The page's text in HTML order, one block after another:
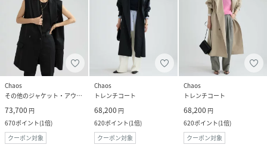
Chaos
その他のジャケット・アウター
73,700 円
670ポイント(1倍)
クーポン対象
Chaos
トレンチコート
68,200 円
620ポイント(1倍)
クーポン対象
Chaos
トレンチコート
68,200 円
620ポイント(1倍)
クーポン対象